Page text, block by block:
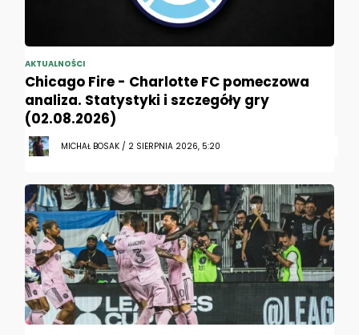
AKTUALNOŚCI
Chicago Fire - Charlotte FC pomeczowa
analiza. Statystyki i szczegóły gry
(02.08.2026)
MICHAŁ BOSAK / 2 SIERPNIA 2026, 5:20